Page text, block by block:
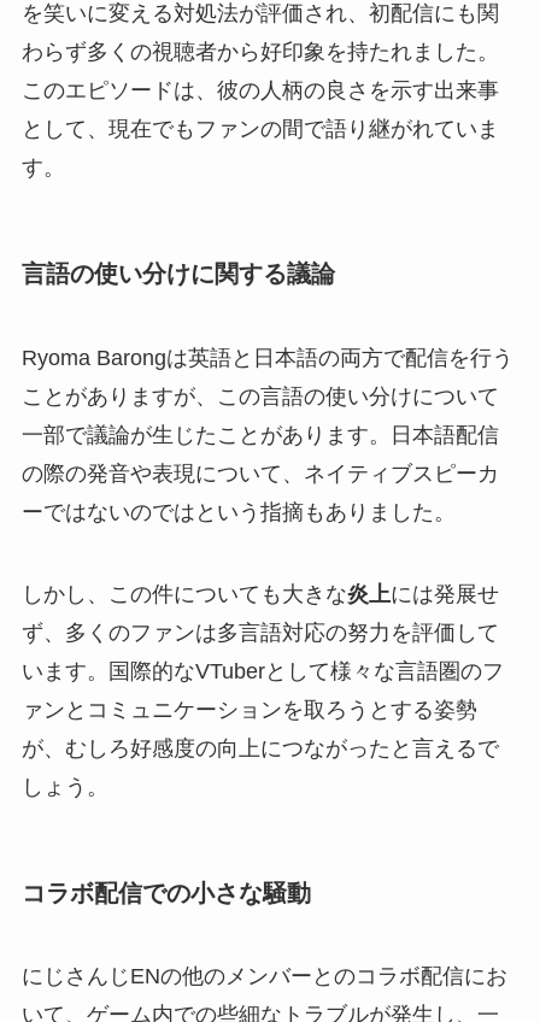
を笑いに変える対処法が評価され、初配信にも関
わらず多くの視聴者から好印象を持たれました。
このエピソードは、彼の人柄の良さを示す出来事
として、現在でもファンの間で語り継がれていま
す。
言語の使い分けに関する議論
Ryoma Barongは英語と日本語の両方で配信を行う
ことがありますが、この言語の使い分けについて
一部で議論が生じたことがあります。日本語配信
の際の発音や表現について、ネイティブスピーカ
ーではないのではという指摘もありました。
しかし、この件についても大きな炎上には発展せ
ず、多くのファンは多言語対応の努力を評価して
います。国際的なVTuberとして様々な言語圏のフ
ァンとコミュニケーションを取ろうとする姿勢
が、むしろ好感度の向上につながったと言えるで
しょう。
コラボ配信での小さな騒動
にじさんじENの他のメンバーとのコラボ配信にお
いて、ゲーム内での些細なトラブルが発生し、一